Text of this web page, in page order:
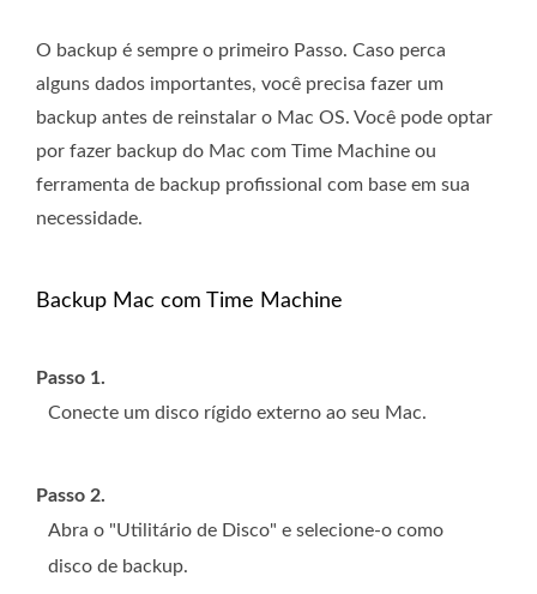
O backup é sempre o primeiro Passo. Caso perca
alguns dados importantes, você precisa fazer um
backup antes de reinstalar o Mac OS. Você pode optar
por fazer backup do Mac com Time Machine ou
ferramenta de backup profissional com base em sua
necessidade.
Backup Mac com Time Machine
Passo 1.
Conecte um disco rígido externo ao seu Mac.
Passo 2.
Abra o "Utilitário de Disco" e selecione-o como
disco de backup.